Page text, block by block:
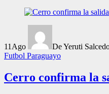
11 Ago De Yeruti
Futbol Paraguayo
Cerro confirma la